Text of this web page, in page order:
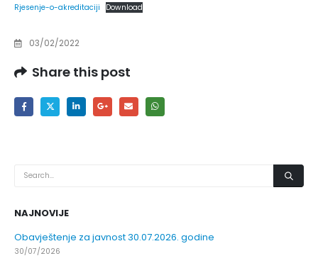
Rjesenje-o-akreditaciji Download
03/02/2022
Share this post
NAJNOVIJE
Obavještenje za javnost 30.07.2026. godine
30/07/2026